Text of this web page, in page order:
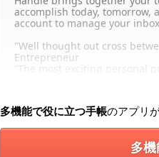
accomplish today, tomorrow,
account to manage your
"Well thought out cross
Entrepreneur
“The most exciting personal
With a few simple habits,
1-2-3.
The Handle Habit
1. Capture - Turn emails into
2. Organize - Schedule &
多機能で役に立つ手帳のアプリ
多